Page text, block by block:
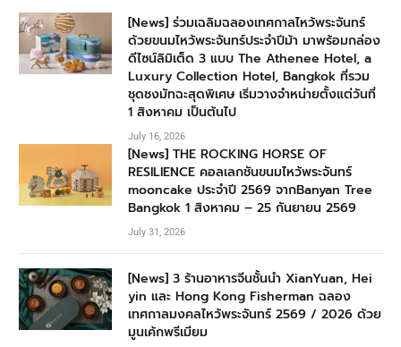
[News] ร่วมเฉลิมฉลองเทศกาลไหว้พระจันทร์
ด้วยขนมไหว้พระจันทร์ประจำปีม้า มาพร้อมกล่อง
ดีไซน์ลิมิเต็ด 3 แบบ The Athenee Hotel, a
Luxury Collection Hotel, Bangkok ที่รวม
ชุดชงมัทฉะสุดพิเศษ เริ่มวางจำหน่ายตั้งแต่วันที่
1 สิงหาคม เป็นต้นไป
July 16, 2026
[News] THE ROCKING HORSE OF
RESILIENCE คอลเลกชันขนมไหว้พระจันทร์
mooncake ประจำปี 2569 จากBanyan Tree
Bangkok 1 สิงหาคม – 25 กันยายน 2569
July 31, 2026
[News] 3 ร้านอาหารจีนชั้นนำ XianYuan, Hei
yin และ Hong Kong Fisherman ฉลอง
เทศกาลมงคลไหว้พระจันทร์ 2569 / 2026 ด้วย
มูนเค้กพรีเมียม